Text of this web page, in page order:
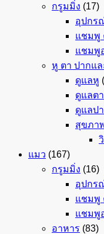
กรูมมิ่ง (17)
อุปกร
แชมพู
แชมพู
หู ตา ปากแ
ดูแลหู
ดูแลตา
ดูแลป
สุขภา
แมว (167)
กรูมมิ่ง (16)
อุปกร
แชมพู
แชมพู
อาหาร (83)